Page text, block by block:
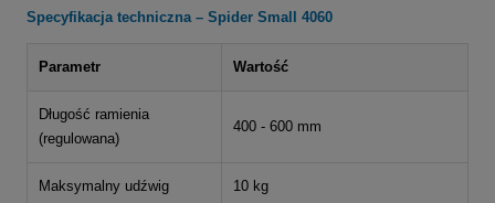
Specyfikacja techniczna – Spider Small 4060
Parametr Wartość
Długość ramienia
(regulowana)
400 - 600 mm
Maksymalny udźwig 10 kg